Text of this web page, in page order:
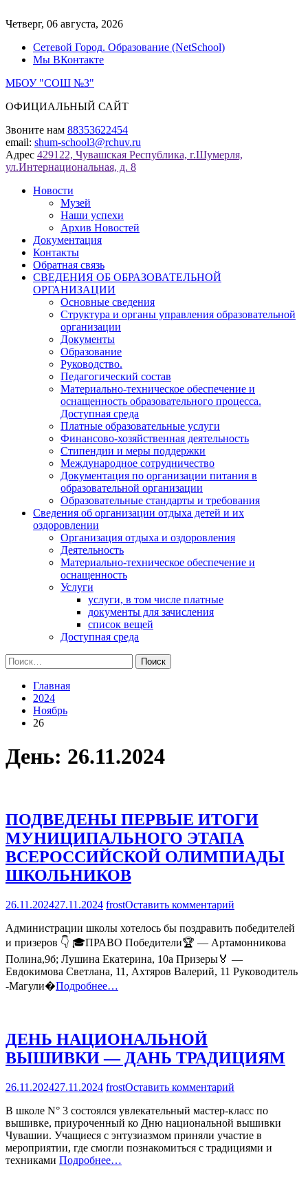
к
Четверг, 06 августа, 2026
Сетевой Город. Образование (NetSchool)
Мы ВКонтакте
МБОУ "СОШ №3"
ОФИЦИАЛЬНЫЙ САЙТ
Звоните нам 88353622454
email: shum-school3@rchuv.ru
Адрес 429122, Чувашская Республика, г.Шумерля,
ул.Интернациональная, д. 8
Новости
Музей
Наши успехи
Архив Новостей
Документация
Контакты
Обратная связь
СВЕДЕНИЯ ОБ ОБРАЗОВАТЕЛЬНОЙ
ОРГАНИЗАЦИИ
Основные сведения
Структура и органы управления образовательной
организации
Документы
Образование
Руководство.
Педагогический состав
Материально-техническое обеспечение и
оснащенность образовательного процесса.
Доступная среда
Платные образовательные услуги
Финансово-хозяйственная деятельность
Стипендии и меры поддержки
Международное сотрудничество
Документация по организации питания в
образовательной организации
Образовательные стандарты и требования
Сведения об организации отдыха детей и их
оздоровлении
Организация отдыха и оздоровления
Деятельность
Материально-техническое обеспечение и
оснащенность
Услуги
услуги, в том числе платные
документы для зачисления
список вещей
Доступная среда
Найти:
Главная
2024
Ноябрь
26
День: 26.11.2024
ПОДВЕДЕНЫ ПЕРВЫЕ ИТОГИ
МУНИЦИПАЛЬНОГО ЭТАПА
ВСЕРОССИЙСКОЙ ОЛИМПИАДЫ
ШКОЛЬНИКОВ
26.11.202427.11.2024 frostОставить комментарий
ПЕРВЫЕ
ИТОГИ
ЭТАПА
Администрации школы хотелось бы поздравить победителей
и призеров 👇 🎓ПРАВО Победители🏆 — Артамонникова
Полина,9б; Лушина Екатерина, 10а Призеры🏅 —
Евдокимова Светлана, 11, Ахтяров Валерий, 11 Руководитель
-Магули�Подробнее…
ДЕНЬ НАЦИОНАЛЬНОЙ
ВЫШИВКИ — ДАНЬ ТРАДИЦИЯМ
26.11.202427.11.2024 frostОставить комментарий
ВЫШИВКИ
—
ДАНЬ
В школе N° 3 состоялся увлекательный мастер-класс по
вышивке, приуроченный ко Дню национальной вышивки
Чувашии. Учащиеся с энтузиазмом приняли участие в
мероприятии, где смогли познакомиться с традициями и
техниками Подробнее…